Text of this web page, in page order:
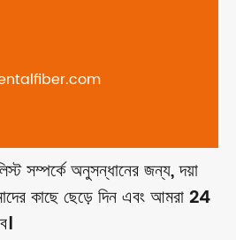
সম্পর্কে অনুসন্ধানের জন্য, দয়া
কাছে ছেড়ে দিন এবং আমরা 24